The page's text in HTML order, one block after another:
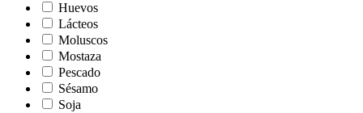
Huevos
Lácteos
Moluscos
Mostaza
Pescado
Sésamo
Soja